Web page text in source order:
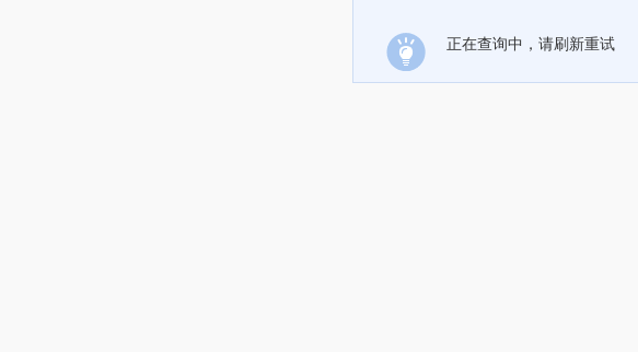
正在查询中，请刷新重试